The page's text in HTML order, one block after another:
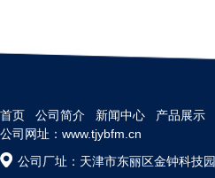
首页 公司简介 新闻中心
产品展示
公司网址：www.tjybfm.cn
公司厂址：天津市东丽区金钟科技园